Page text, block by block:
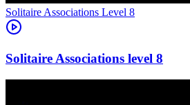
Level 8
8